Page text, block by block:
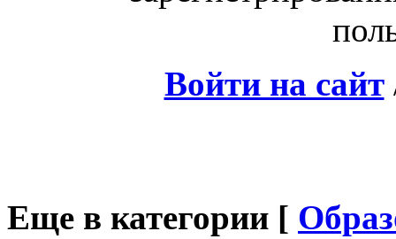
Войти на сайт
Еще в категории [